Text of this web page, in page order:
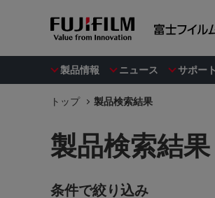
製品情報 ニュース サポート
トップ 製品検索結果
製品検索結果
条件で絞り込み